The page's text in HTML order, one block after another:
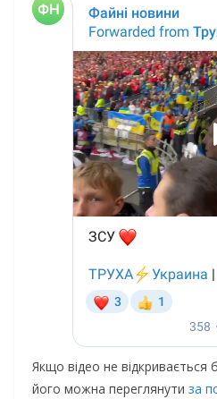
Якщо відео не відкривається
його можна переглянути за